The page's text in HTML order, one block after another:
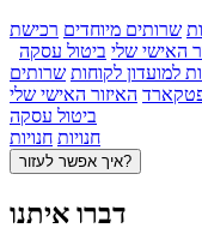
שרותים מיוחדים רכישת
האישי שלי ביטול עסקה
למועדון לקוחות שרותים
האיזור האישי שלי
ביטול עסקה
חנויות חנויות
איך אפשר לעזור?
דברו איתנו